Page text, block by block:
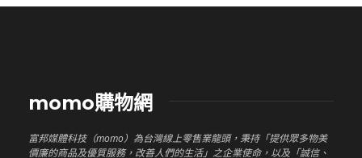
momo購物網
富邦媒體科技（momo）為台灣線上零售業龍頭，秉持「提供眾多物美
價廉的商品及優質服務，改善人們的生活」之企業使命，以及「誠信、